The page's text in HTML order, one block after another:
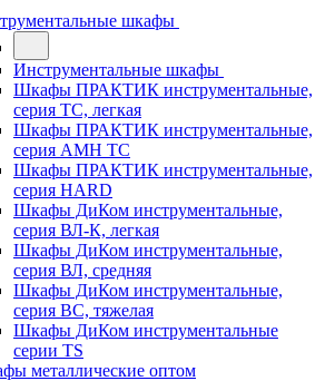
шкафы
Инструментальные шкафы
Шкафы ПРАКТИК инструментальные,
серия ТC, легкая
Шкафы ПРАКТИК инструментальные,
серия AMH TC
Шкафы ПРАКТИК инструментальные,
серия HARD
Шкафы ДиКом инструментальные,
cерия ВЛ-К, легкая
Шкафы ДиКом инструментальные,
серия ВЛ, средняя
Шкафы ДиКом инструментальные,
серия ВС, тяжелая
Шкафы ДиКом инструментальные
серии TS
металлические оптом